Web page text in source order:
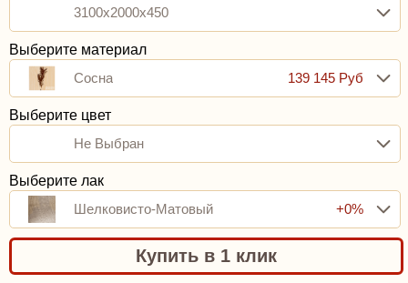
3100x2000x450
Выберите материал
Сосна
139 145 Руб
Выберите цвет
Не Выбран
Выберите лак
Шелковисто-Матовый
+0%
Купить в 1 клик